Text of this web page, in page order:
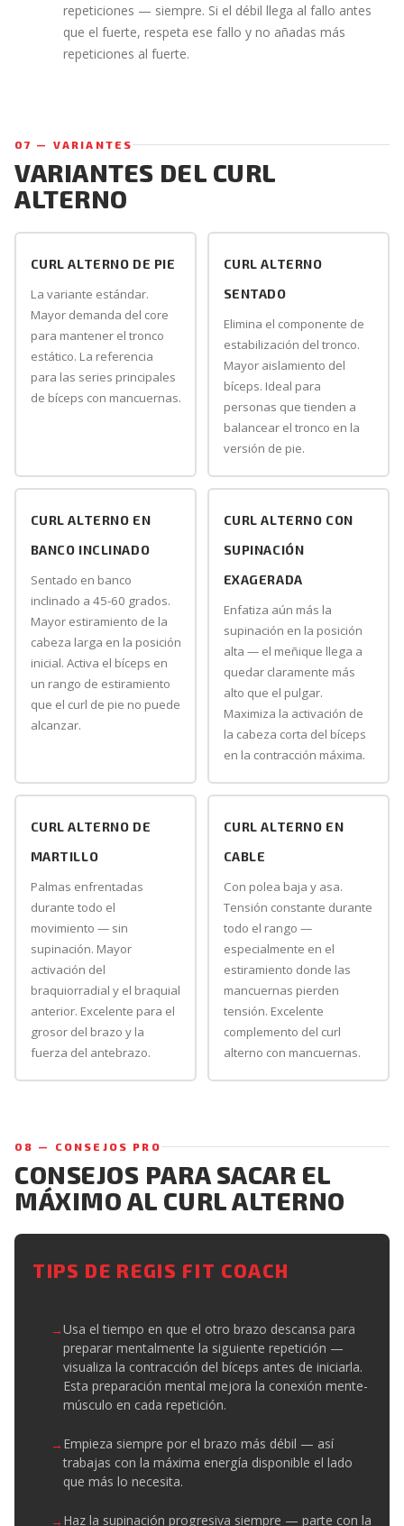
repeticiones — siempre. Si el débil llega al fallo antes
que el fuerte, respeta ese fallo y no añadas más
repeticiones al fuerte.
07 — VARIANTES
VARIANTES DEL CURL
ALTERNO
CURL ALTERNO DE PIE
La variante estándar.
Mayor demanda del core
para mantener el tronco
estático. La referencia
para las series principales
de bíceps con mancuernas.
CURL ALTERNO
SENTADO
Elimina el componente de
estabilización del tronco.
Mayor aislamiento del
bíceps. Ideal para
personas que tienden a
balancear el tronco en la
versión de pie.
CURL ALTERNO EN
BANCO INCLINADO
Sentado en banco
inclinado a 45-60 grados.
Mayor estiramiento de la
cabeza larga en la posición
inicial. Activa el bíceps en
un rango de estiramiento
que el curl de pie no puede
alcanzar.
CURL ALTERNO CON
SUPINACIÓN
EXAGERADA
Enfatiza aún más la
supinación en la posición
alta — el meñique llega a
quedar claramente más
alto que el pulgar.
Maximiza la activación de
la cabeza corta del bíceps
en la contracción máxima.
CURL ALTERNO DE
MARTILLO
Palmas enfrentadas
durante todo el
movimiento — sin
supinación. Mayor
activación del
braquiorradial y el braquial
anterior. Excelente para el
grosor del brazo y la
fuerza del antebrazo.
CURL ALTERNO EN
CABLE
Con polea baja y asa.
Tensión constante durante
todo el rango —
especialmente en el
estiramiento donde las
mancuernas pierden
tensión. Excelente
complemento del curl
alterno con mancuernas.
08 — CONSEJOS PRO
CONSEJOS PARA SACAR EL
MÁXIMO AL CURL ALTERNO
TIPS DE REGIS FIT COACH
Usa el tiempo en que el otro brazo descansa para
preparar mentalmente la siguiente repetición —
visualiza la contracción del bíceps antes de iniciarla.
Esta preparación mental mejora la conexión mente-
músculo en cada repetición.
Empieza siempre por el brazo más débil — así
trabajas con la máxima energía disponible el lado
que más lo necesita.
Haz la supinación progresiva siempre — parte con la